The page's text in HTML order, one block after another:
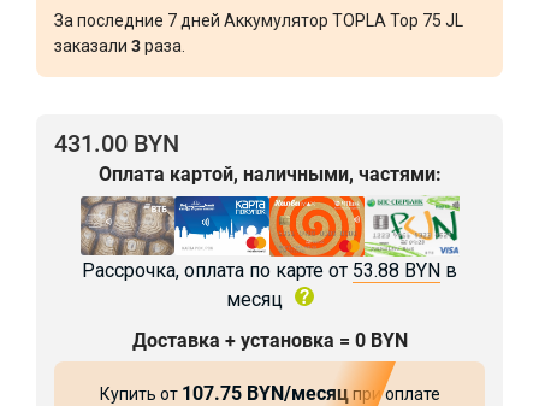
За последние 7 дней Аккумулятор TOPLA Top 75 JL
заказали 3раза.
431.00 BYN
Оплата картой, наличными, частями:
Рассрочка, оплата по карте от 53.88 BYN в
месяц
Доставка + установка = 0 BYN
Купить от 107.75 BYN/месяцпри оплате